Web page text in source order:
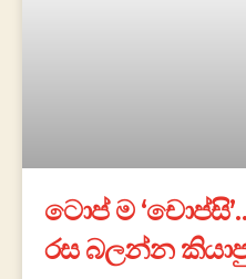
ටොප් ම
රස බලන්න